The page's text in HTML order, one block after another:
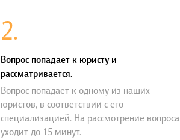
2.
Вопрос попадает к юристу и
рассматривается.
Вопрос попадает к одному из наших
юристов, в соответствии с его
специализацией. На рассмотрение вопроса
уходит до 15 минут.